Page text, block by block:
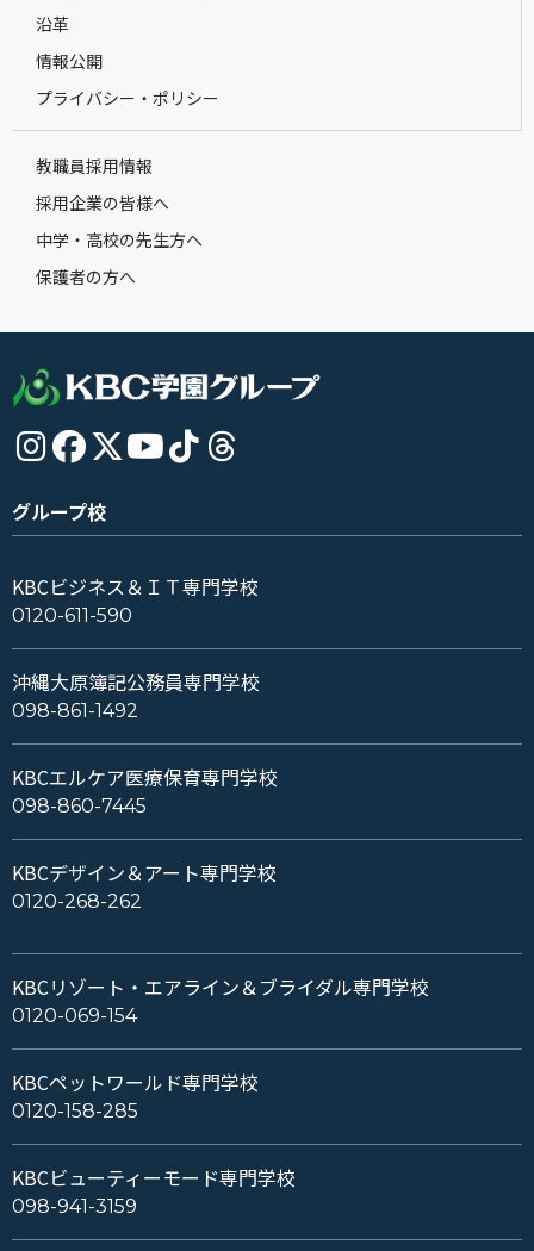
沿革
情報公開
プライバシー・ポリシー
教職員採用情報
採用企業の皆様へ
中学・高校の先生方へ
保護者の方へ
グループ校
KBCビジネス＆ＩＴ専門学校
0120-611-590
沖縄大原簿記公務員専門学校
098-861-1492
KBCエルケア医療保育専門学校
098-860-7445
KBCデザイン＆アート専門学校
0120-268-262
KBCリゾート・エアライン＆ブライダル専門学校
0120-069-154
KBCペットワールド専門学校
0120-158-285
KBCビューティーモード専門学校
098-941-3159